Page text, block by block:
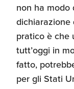
non ha modo
dichiarazione
pratico è che
tutt’oggi in
fatto,
per gli Stati